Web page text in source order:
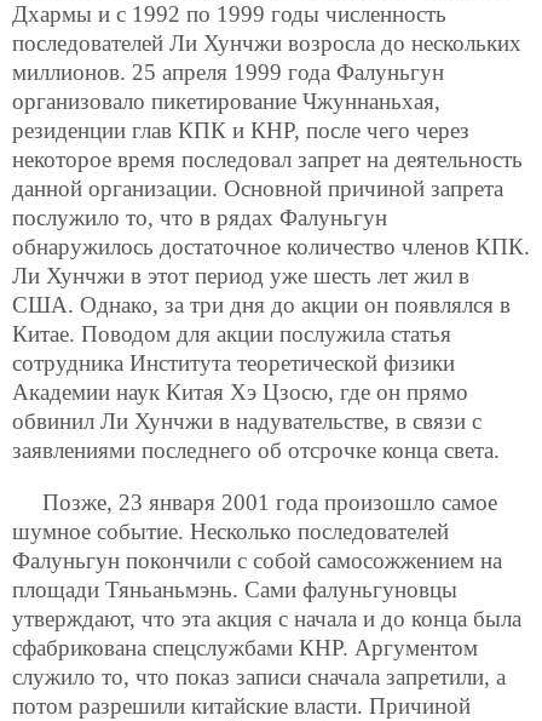
Дхармы и с 1992 по 1999 годы численность
последователей Ли Хунчжи возросла до нескольких
миллионов. 25 апреля 1999 года Фалуньгун
организовало пикетирование Чжуннаньхая,
резиденции глав КПК и КНР, после чего через
некоторое время последовал запрет на деятельность
данной организации. Основной причиной запрета
послужило то, что в рядах Фалуньгун
обнаружилось достаточное количество членов КПК.
Ли Хунчжи в этот период уже шесть лет жил в
США. Однако, за три дня до акции он появлялся в
Китае. Поводом для акции послужила статья
сотрудника Института теоретической физики
Академии наук Китая Хэ Цзосю, где он прямо
обвинил Ли Хунчжи в надувательстве, в связи с
заявлениями последнего об отсрочке конца света.
Позже, 23 января 2001 года произошло самое
шумное событие. Несколько последователей
Фалуньгун покончили с собой самосожжением на
площади Тяньаньмэнь. Сами фалуньгуновцы
утверждают, что эта акция с начала и до конца была
сфабрикована спецслужбами КНР. Аргументом
служило то, что показ записи сначала запретили, а
потом разрешили китайские власти. Причиной